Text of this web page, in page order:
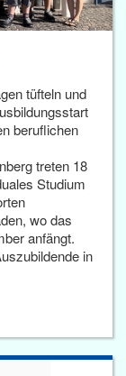
tüfteln und
beruflichen
treten 18
Studium
wo das
anfängt.
in